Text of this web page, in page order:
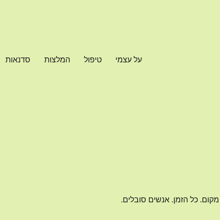
על עצמי טיפול המלצות סדנאות
כל הזמן. אנשים סובלים.